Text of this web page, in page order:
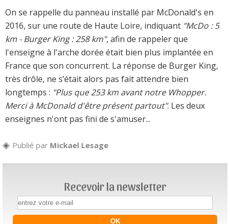
On se rappelle du panneau installé par McDonald's en
2016, sur une route de Haute Loire, indiquant "McDo : 5
km - Burger King : 258 km", afin de rappeler que
l'enseigne à l'arche dorée était bien plus implantée en
France que son concurrent. La réponse de Burger King,
très drôle, ne s’était alors pas fait attendre bien
longtemps : "Plus que 253 km avant notre Whopper.
Merci à McDonald d'être présent partout". Les deux
enseignes n'ont pas fini de s'amuser...
Publié par Mickael Lesage
Recevoir la newsletter